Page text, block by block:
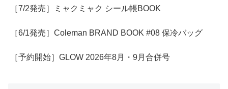
［7/2発売］ミャクミャク シール帳BOOK
［6/1発売］Coleman BRAND BOOK #08 保冷バッグ
［予約開始］GLOW 2026年8月・9月合併号